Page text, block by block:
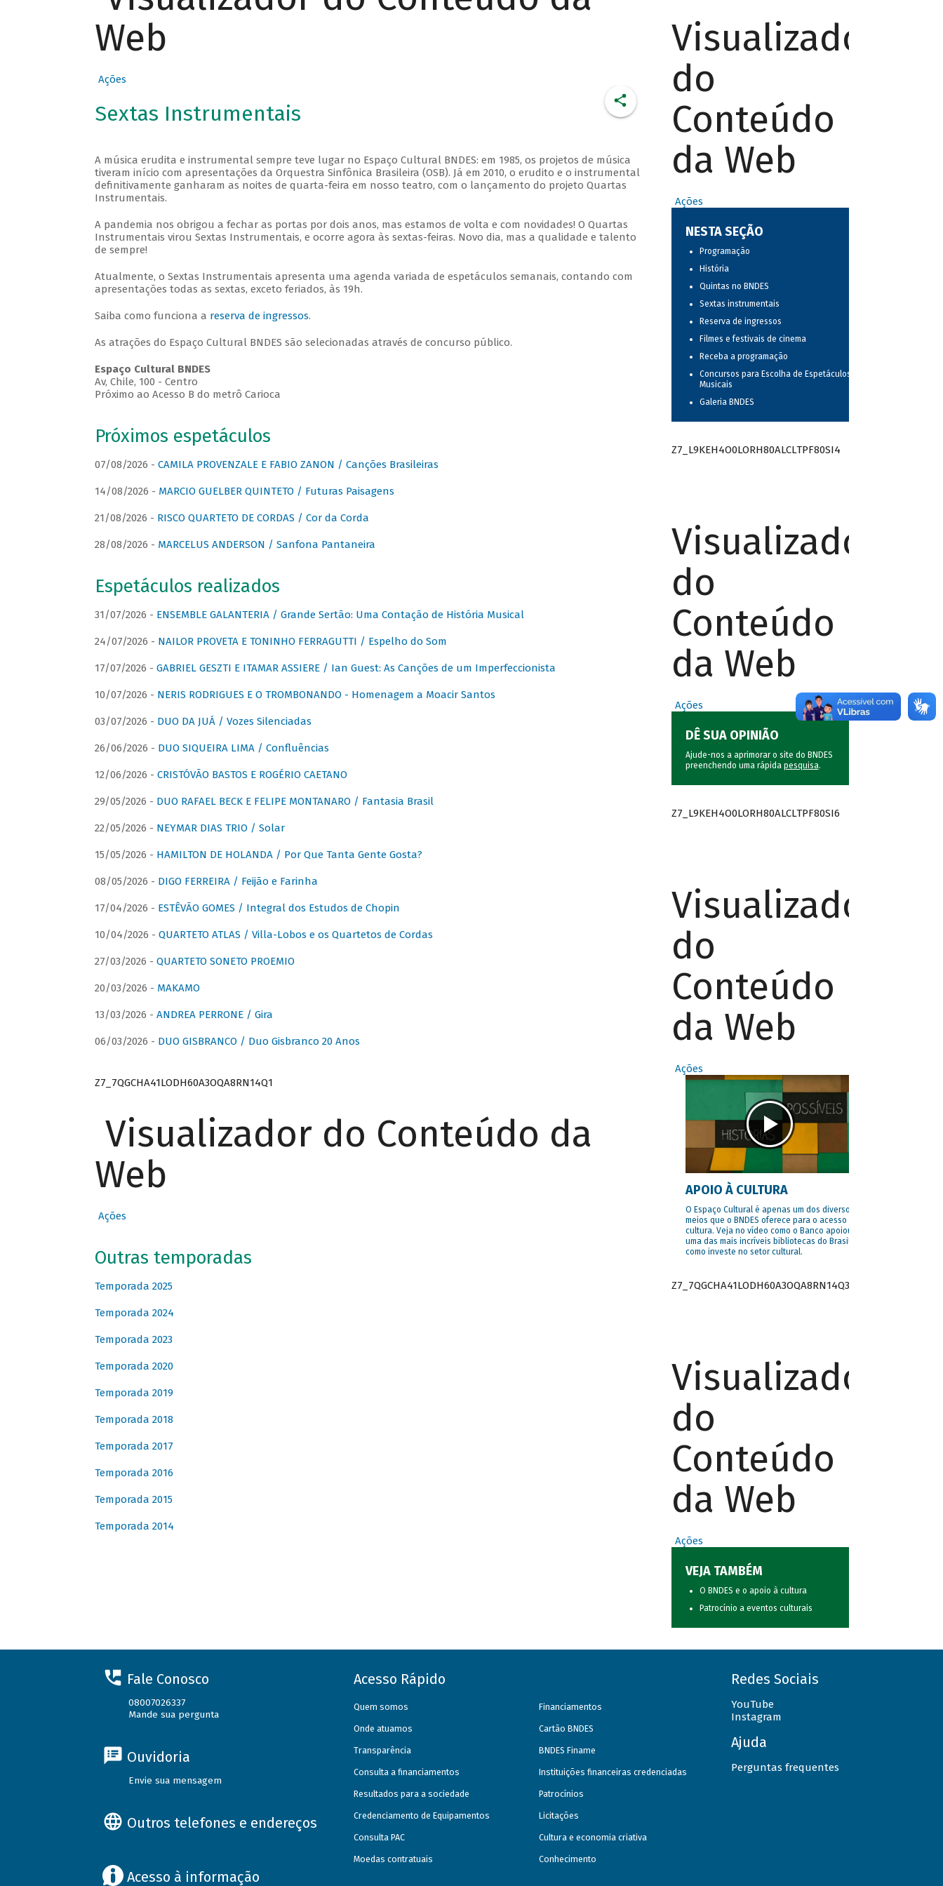
Web
Ações
Sextas Instrumentais
A música erudita e instrumental sempre teve lugar no Espaço Cultural BNDES: em 1985, os projetos de música
tiveram início com apresentações da Orquestra Sinfônica Brasileira (OSB). Já em 2010, o erudito e o instrumental
definitivamente ganharam as noites de quarta-feira em nosso teatro, com o lançamento do projeto Quartas
Instrumentais.
A pandemia nos obrigou a fechar as portas por dois anos, mas estamos de volta e com novidades! O Quartas
Instrumentais virou Sextas Instrumentais, e ocorre agora às sextas-feiras. Novo dia, mas a qualidade e talento
de sempre!
Atualmente, o Sextas Instrumentais apresenta uma agenda variada de espetáculos semanais, contando com
apresentações todas as sextas, exceto feriados, às 19h.
Saiba como funciona a reserva de ingressos.
As atrações do Espaço Cultural BNDES são selecionadas através de concurso público.
Espaço Cultural BNDES
Av, Chile, 100 - Centro
Próximo ao Acesso B do metrô Carioca
Próximos espetáculos
07/08/2026 - CAMILA PROVENZALE E FABIO ZANON / Canções Brasileiras
14/08/2026 - MARCIO GUELBER QUINTETO / Futuras Paisagens
21/08/2026 - RISCO QUARTETO DE CORDAS / Cor da Corda
28/08/2026 - MARCELUS ANDERSON / Sanfona Pantaneira
Espetáculos realizados
31/07/2026 - ENSEMBLE GALANTERIA / Grande Sertão: Uma Contação de História Musical
24/07/2026 - NAILOR PROVETA E TONINHO FERRAGUTTI / Espelho do Som
17/07/2026 - GABRIEL GESZTI E ITAMAR ASSIERE / Ian Guest: As Canções de um Imperfeccionista
10/07/2026 - NERIS RODRIGUES E O TROMBONANDO - Homenagem a Moacir Santos
03/07/2026 - DUO DA JUÁ / Vozes Silenciadas
26/06/2026 - DUO SIQUEIRA LIMA / Confluências
12/06/2026 - CRISTÓVÃO BASTOS E ROGÉRIO CAETANO
29/05/2026 - DUO RAFAEL BECK E FELIPE MONTANARO / Fantasia Brasil
22/05/2026 - NEYMAR DIAS TRIO / Solar
15/05/2026 - HAMILTON DE HOLANDA / Por Que Tanta Gente Gosta?
08/05/2026 - DIGO FERREIRA / Feijão e Farinha
17/04/2026 - ESTÊVÃO GOMES / Integral dos Estudos de Chopin
10/04/2026 - QUARTETO ATLAS / Villa-Lobos e os Quartetos de Cordas
27/03/2026 - QUARTETO SONETO PROEMIO
20/03/2026 - MAKAMO
13/03/2026 - ANDREA PERRONE / Gira
06/03/2026 - DUO GISBRANCO / Duo Gisbranco 20 Anos
Z7_7QGCHA41LODH60A3OQA8RN14Q1
Visualizador do Conteúdo da
Web
Ações
Outras temporadas
Temporada 2025
Temporada 2024
Temporada 2023
Temporada 2020
Temporada 2019
Temporada 2018
Temporada 2017
Temporada 2016
Temporada 2015
Temporada 2014
Visualizador
do
Conteúdo
da Web
Ações
NESTA SEÇÃO
Programação
História
Quintas no BNDES
Sextas instrumentais
Reserva de ingressos
Filmes e festivais de cinema
Receba a programação
Concursos para Escolha de Espetáculos
Musicais
Galeria BNDES
Z7_L9KEH4O0LORH80ALCLTPF80SI4
Visualizador
do
Conteúdo
da Web
Ações
DÊ SUA OPINIÃO
Ajude-nos a aprimorar o site do BNDES
preenchendo uma rápida pesquisa.
Z7_L9KEH4O0LORH80ALCLTPF80SI6
Visualizador
do
Conteúdo
da Web
Ações
APOIO À CULTURA
O Espaço Cultural é apenas um dos diversos
meios que o BNDES oferece para o acesso à
cultura. Veja no vídeo como o Banco apoiou
uma das mais incríveis bibliotecas do Brasil e
como investe no setor cultural.
Z7_7QGCHA41LODH60A3OQA8RN14Q3
Visualizador
do
Conteúdo
da Web
Ações
VEJA TAMBÉM
O BNDES e o apoio à cultura
Patrocínio a eventos culturais
Fale Conosco
08007026337
Mande sua pergunta
Ouvidoria
Envie sua mensagem
Outros telefones e endereços
Acesso à informação
Acesso Rápido
Quem somos
Onde atuamos
Transparência
Consulta a financiamentos
Resultados para a sociedade
Credenciamento de Equipamentos
Consulta PAC
Moedas contratuais
Financiamentos
Cartão BNDES
BNDES Finame
Instituições financeiras credenciadas
Patrocínios
Licitações
Cultura e economia criativa
Conhecimento
Redes Sociais
YouTube
Instagram
Ajuda
Perguntas frequentes